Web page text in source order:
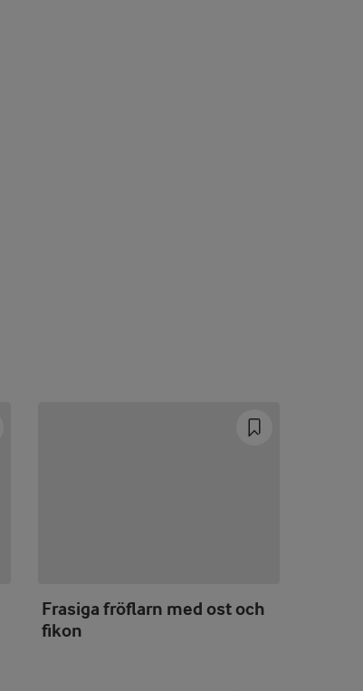
Frasiga fröflarn med ost och
fikon